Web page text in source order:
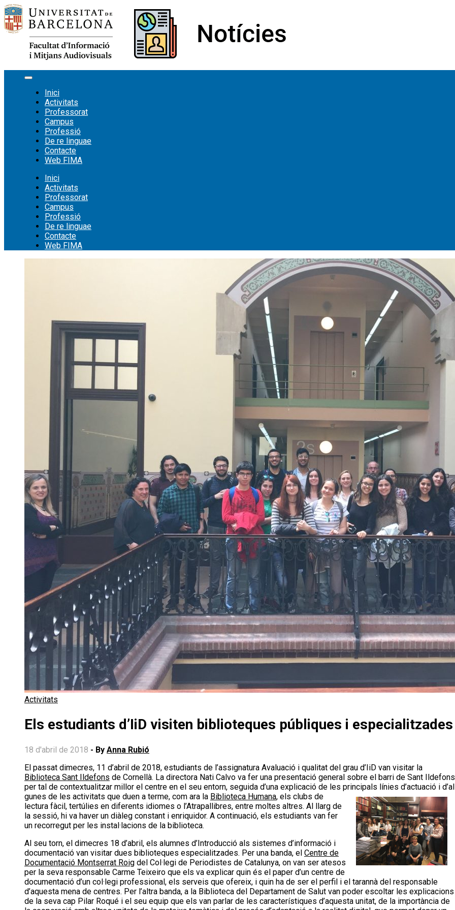
Vés
al
contingut
Inici
Activitats
Professorat
Campus
Professió
De re linguae
Contacte
Web FIMA
Inici
Activitats
Professorat
Campus
Professió
De re linguae
Contacte
Web FIMA
Activitats
Els estudiants d’IiD visiten biblioteques públiques i especialitzades
18 d'abril de 2018 - By Anna Rubió
El passat dimecres, 11 d’abril de 2018, estudiants de l’assignatura Avaluació i qualitat del grau d’IiD van visitar la
Biblioteca Sant Ildefons de Cornellà. La directora Nati Calvo va fer una presentació general sobre el barri de Sant Ildefons
per tal de contextualitzar millor el centre en el seu entorn, seguida d’una explicació de les principals línies d’actuació i d’al
gunes de les activitats que duen a terme, com ara la Biblioteca Humana, els clubs de
lectura fàcil, tertúlies en diferents idiomes o l’Atrapallibres, entre moltes altres. Al llarg de
la sessió, hi va haver un diàleg constant i enriquidor. A continuació, els estudiants van fer
un recorregut per les instal·lacions de la biblioteca.
Al seu torn, el dimecres 18 d’abril, els alumnes d’Introducció als sistemes d’informació i
documentació van visitar dues biblioteques especialitzades. Per una banda, el Centre de
Documentació Montserrat Roig del Col·legi de Periodistes de Catalunya, on van ser atesos
per la seva responsable Carme Teixeiro que els va explicar quin és el paper d’un centre de
documentació d’un col·legi professional, els serveis que ofereix, i quin ha de ser el perfil i el tarannà del responsable
d’aquesta mena de centres. Per l’altra banda, a la Biblioteca del Departament de Salut van poder escoltar les explicacions
de la seva cap Pilar Roqué i el seu equip que els van parlar de les característiques d’aquesta unitat, de la importància de